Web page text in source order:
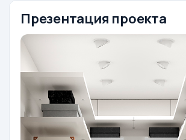
Презентация проекта